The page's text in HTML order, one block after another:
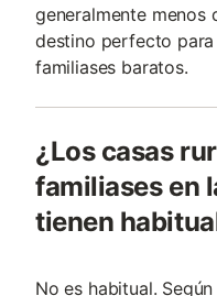
generalmente menos
destino perfecto para
familiases baratos.
¿Los casas
familiases en
tienen
No es habitual.